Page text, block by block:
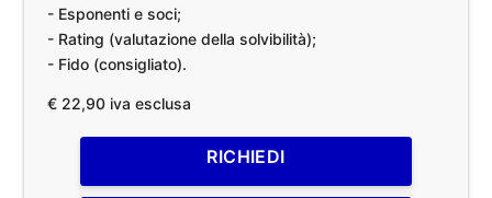
- Esponenti e soci;
- Rating (valutazione della solvibilità);
- Fido (consigliato).
€ 22,90 iva esclusa
RICHIEDI